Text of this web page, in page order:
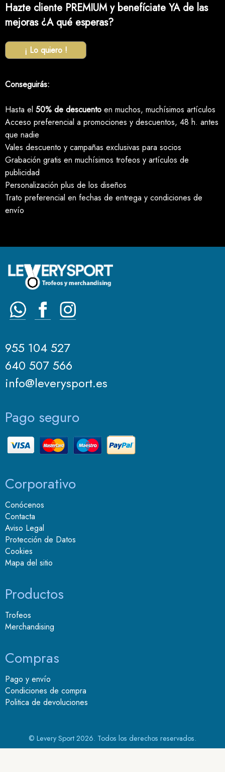
Hazte cliente PREMIUM y benefíciate YA de las
mejoras ¿A qué esperas?
¡ Lo quiero !
Conseguirás:
Hasta el 50% de descuento en muchos, muchísimos artículos
Acceso preferencial a promociones y descuentos, 48 h. antes
que nadie
Vales descuento y campañas exclusivas para socios
Grabación gratis en muchísimos trofeos y artículos de
publicidad
Personalización plus de los diseños
Trato preferencial en fechas de entrega y condiciones de
envío
955 104 527
640 507 566
info@leverysport.es
Pago seguro
Corporativo
Conócenos
Contacta
Aviso Legal
Protección de Datos
Cookies
Mapa del sitio
Productos
Trofeos
Merchandising
Compras
Pago y envío
Condiciones de compra
Politica de devoluciones
© Levery Sport 2026. Todos los derechos reservados.